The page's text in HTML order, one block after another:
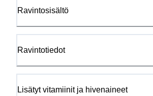
Ravintosisältö
Ravintotiedot
Lisätyt vitamiinit ja hivenaineet